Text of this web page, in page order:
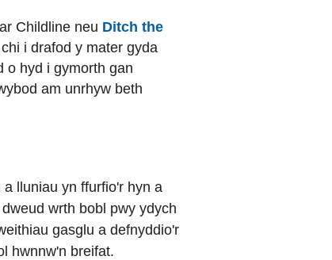
Childline neu Ditch the
i drafod y mater gyda
o hyd i gymorth gan
am unrhyw beth
lluniau yn ffurfio'r hyn a
wrth bobl pwy ydych
gasglu a defnyddio'r
hwnnw'n breifat.